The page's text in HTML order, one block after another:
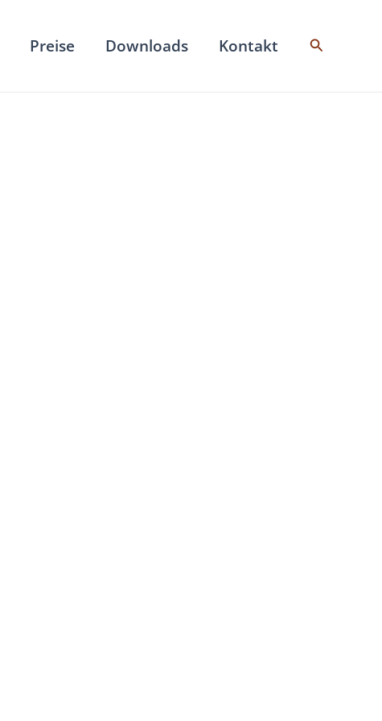
Preise Downloads Kontakt Suchen